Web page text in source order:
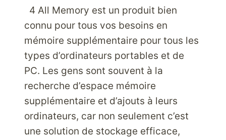
4 All Memory est un produit bien
connu pour tous vos besoins en
mémoire supplémentaire pour tous les
types d’ordinateurs portables et de
PC. Les gens sont souvent à la
recherche d’espace mémoire
supplémentaire et d’ajouts à leurs
ordinateurs, car non seulement c’est
une solution de stockage efficace,